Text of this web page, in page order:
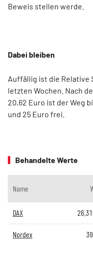
Beweis stellen werde.
Dabei bleiben
Auffällig ist die Relative
letzten Wochen. Nach
20,62 Euro ist der Weg
und 25 Euro frei.
Behandelte Werte
Name
DAX
Nordex